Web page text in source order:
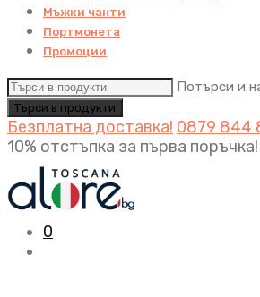
Мъжки чанти
Портмонета
Промоции
Потърси и
Безплатна доставка! 0879 844
10% отстъпка за първа поръчка!
0